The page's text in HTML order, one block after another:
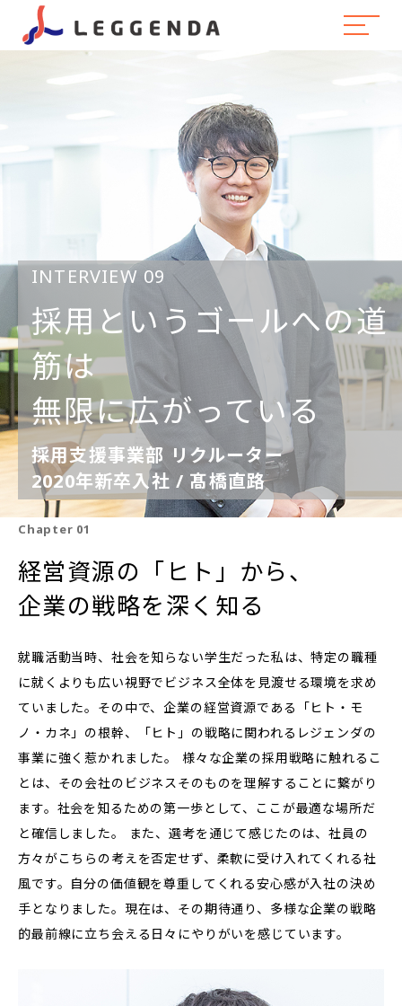
INTERVIEW 09
採用というゴールへの道
筋は
無限に広がっている
採用支援事業部 リクルーター
2020年新卒入社 / 髙橋直路
Chapter 01
経営資源の「ヒト」から、
企業の戦略を深く知る
就職活動当時、社会を知らない学生だった私は、特定の職種
に就くよりも広い視野でビジネス全体を見渡せる環境を求め
ていました。その中で、企業の経営資源である「ヒト・モ
ノ・カネ」の根幹、「ヒト」の戦略に関われるレジェンダの
事業に強く惹かれました。 様々な企業の採用戦略に触れるこ
とは、その会社のビジネスそのものを理解することに繋がり
ます。社会を知るための第一歩として、ここが最適な場所だ
と確信しました。 また、選考を通じて感じたのは、社員の
方々がこちらの考えを否定せず、柔軟に受け入れてくれる社
風です。自分の価値観を尊重してくれる安心感が入社の決め
手となりました。現在は、その期待通り、多様な企業の戦略
的最前線に立ち会える日々にやりがいを感じています。